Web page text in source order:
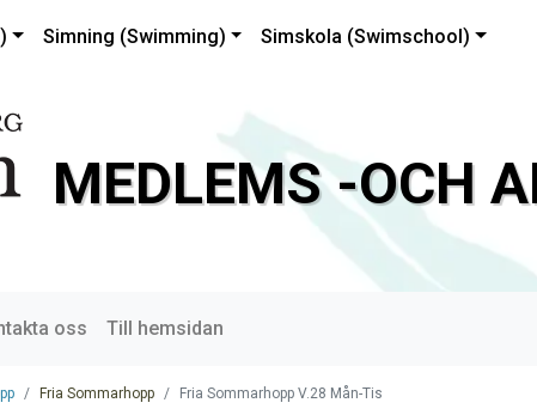
Simning (Swimming) Simskola (Swimschool)
MEDLEMS -OCH
oss Till hemsidan
Fria Sommarhopp Fria Sommarhopp V.28 Mån-Tis